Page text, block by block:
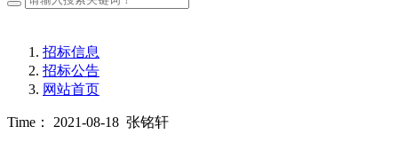
招标信息
招标公告
网站首页
Time： 2021-08-18 张铭轩